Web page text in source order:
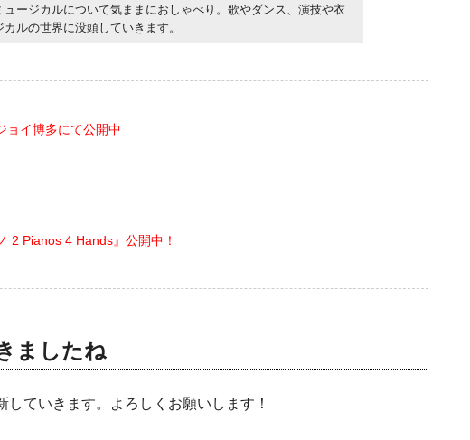
ージカルについて気ままにおしゃべり。歌やダンス、演技や衣
ルの世界に没頭していきます。
ョイ博多にて公開中
2 Pianos 4 Hands』公開中！
ましたね
していきます。よろしくお願いします！